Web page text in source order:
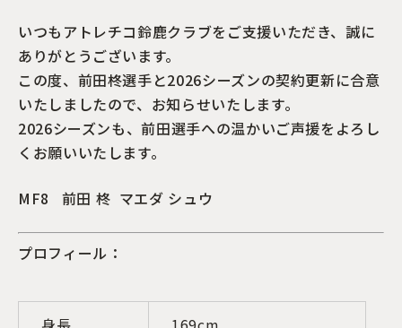
いつもアトレチコ鈴鹿クラブをご支援いただき、誠に
ありがとうございます。
この度、前田柊選手と2026シーズンの契約更新に合意
いたしましたので、お知らせいたします。
2026シーズンも、前田選手への温かいご声援をよろし
くお願いいたします。
MF8 前田 柊 マエダ シュウ
プロフィール：